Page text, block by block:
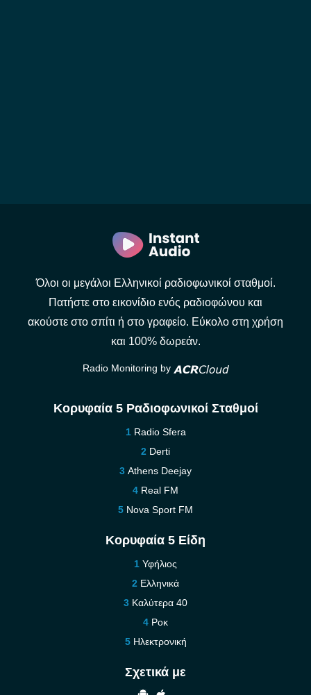
Όλοι οι μεγάλοι Ελληνικοί ραδιοφωνικοί σταθμοί.
Πατήστε στο εικονίδιο ενός ραδιοφώνου και
ακούστε στο σπίτι ή στο γραφείο. Εύκολο στη χρήση
και 100% δωρεάν.
Radio Monitoring by
Κορυφαία 5 Ραδιοφωνικοί Σταθμοί
Radio Sfera
Derti
Athens Deejay
Real FM
Nova Sport FM
Κορυφαία 5 Είδη
Υφήλιος
Ελληνικά
Καλύτερα 40
Ροκ
Ηλεκτρονική
Σχετικά με